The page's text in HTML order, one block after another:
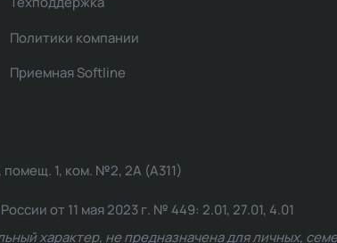
Политики компании
Приемная Softline
помещ. 1, ком. №2, 2А (А311)
от 11 мая 2023 г. № 449: 2.01, 27.01, 4.01
характер, не предназначена для личных,